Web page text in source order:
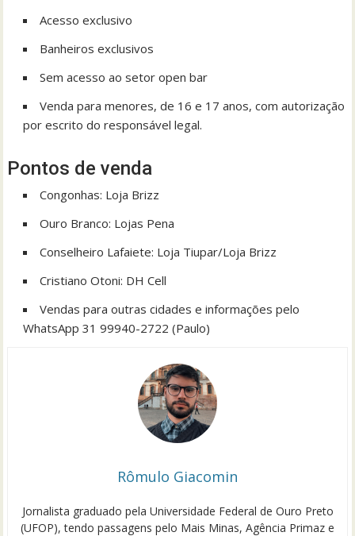
Acesso exclusivo
Banheiros exclusivos
Sem acesso ao setor open bar
Venda para menores, de 16 e 17 anos, com autorização
por escrito do responsável legal.
Pontos de venda
Congonhas: Loja Brizz
Ouro Branco: Lojas Pena
Conselheiro Lafaiete: Loja Tiupar/Loja Brizz
Cristiano Otoni: DH Cell
Vendas para outras cidades e informações pelo
WhatsApp 31 99940-2722 (Paulo)
Rômulo Giacomin
Jornalista graduado pela Universidade Federal de Ouro Preto
(UFOP), tendo passagens pelo Mais Minas, Agência Primaz e